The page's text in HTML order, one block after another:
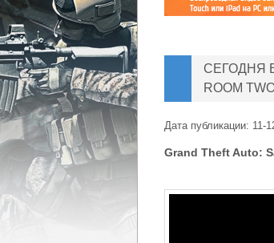
СЕГОДНЯ В
ROOM
Дата публикации: 11-
Grand Theft Auto: